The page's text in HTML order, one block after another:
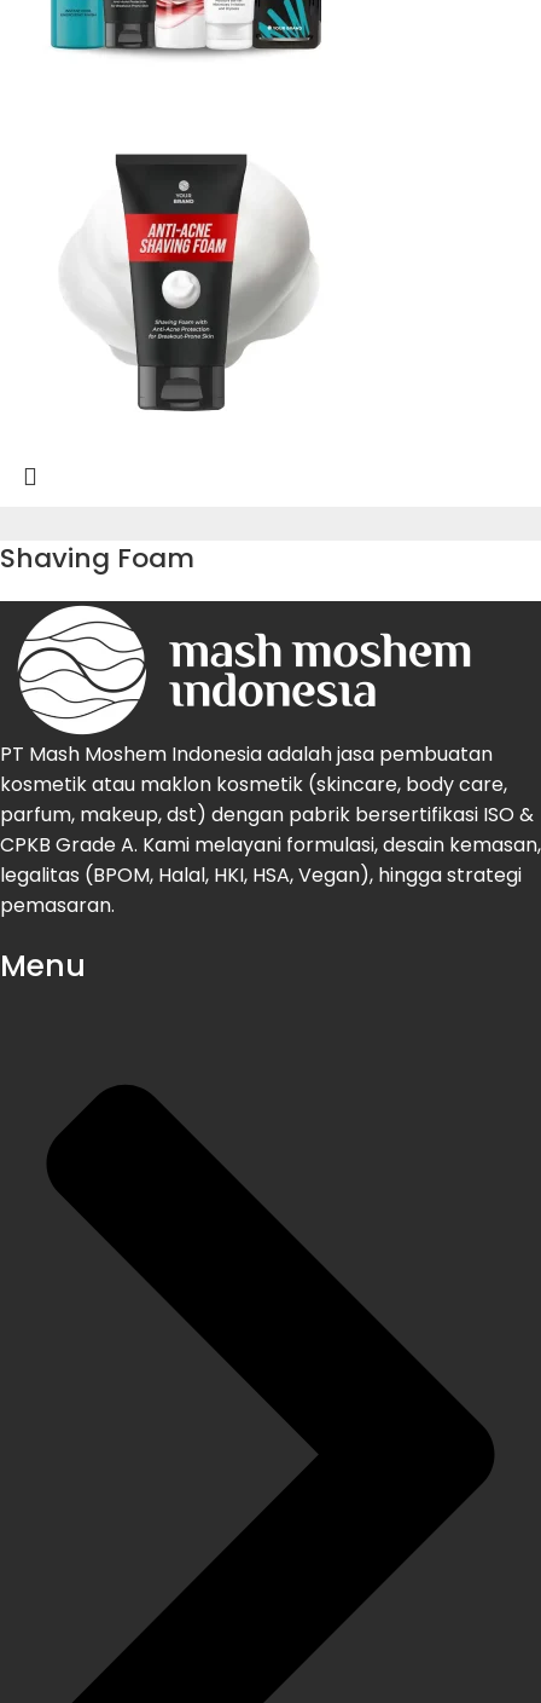
Shaving Foam
PT Mash Moshem Indonesia adalah jasa pembuatan
kosmetik atau maklon kosmetik (skincare, body care,
parfum, makeup, dst) dengan pabrik bersertifikasi ISO &
CPKB Grade A. Kami melayani formulasi, desain kemasan,
legalitas (BPOM, Halal, HKI, HSA, Vegan), hingga strategi
pemasaran.
Menu